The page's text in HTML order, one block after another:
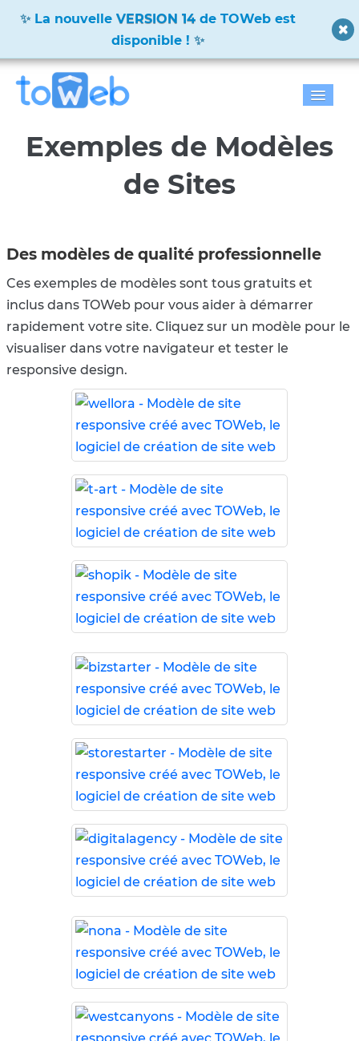
La nouvelle VERSION 14 de TOWeb est
disponible !
Accueil
Blog
Documentation
Exemples de Modèles
de Sites
Des modèles de qualité professionnelle
Ces exemples de modèles sont tous gratuits et
inclus dans TOWeb pour vous aider à démarrer
rapidement votre site. Cliquez sur un modèle pour le
visualiser dans votre navigateur et tester le
responsive design.